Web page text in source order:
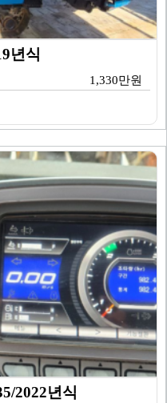
년식
1,330만원
2022년식